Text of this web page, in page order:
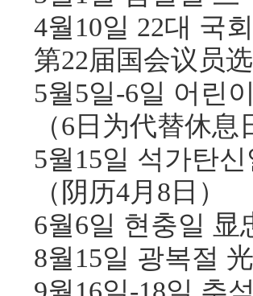
4월10일 22대 국
第22届国会议员
5월5일-6일 어린
（6日为代替休息
5월15일 석가탄
（阴历4月8日）
6월6일 현충일 显
8월15일 광복절